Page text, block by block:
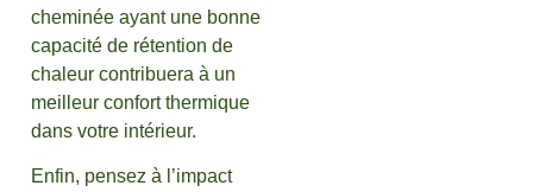
cheminée ayant une bonne
capacité de rétention de
chaleur contribuera à un
meilleur confort thermique
dans votre intérieur.
Enfin, pensez à l’impact